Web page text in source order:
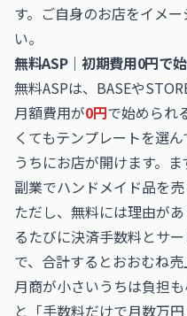
す。ご自身のお店をイメ
い。
無料ASP｜初期費用0円で
無料ASPは、BASEや
月額費用が0円で始められ
くてもテンプレートを選
うちにお店が開けます。
副業でハンドメイド品を売
ただし、無料には理由が
るたびに決済手数料とサ
で、合計するとおおむね
月商が小さいうちは負担
と「手数料だけで月数万